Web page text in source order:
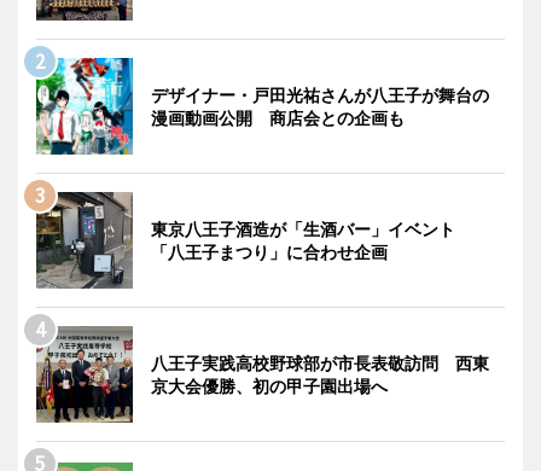
デザイナー・戸田光祐さんが八王子が舞台の
漫画動画公開 商店会との企画も
東京八王子酒造が「生酒バー」イベント
「八王子まつり」に合わせ企画
八王子実践高校野球部が市長表敬訪問 西東
京大会優勝、初の甲子園出場へ